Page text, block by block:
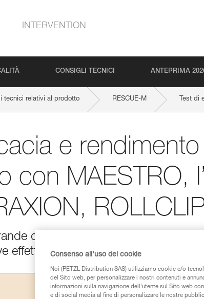
INTERVENTION
CONSIGLI TECNICI ANTEPRIMA
tecnici relativi al prodotto RESCUE-M Test di
e
con MAESTRO,
differenza tra l’efficacia teorica di
effettuate nel laboratorio Petzl.
Consenso all'uso dei cookie
Noi (PETZL Distribution SAS) utilizziamo cookie e/o
del Sito web, per personalizzare i nostri contenuti e
informazioni sulla navigazione dell’utente sul Sito web
e di social media al fine di personalizzare le nostre